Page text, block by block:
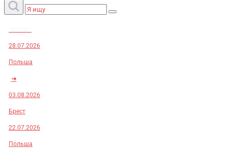
28.07.2026
Польша
➜
03.08.2026
Брест
22.07.2026
Польша